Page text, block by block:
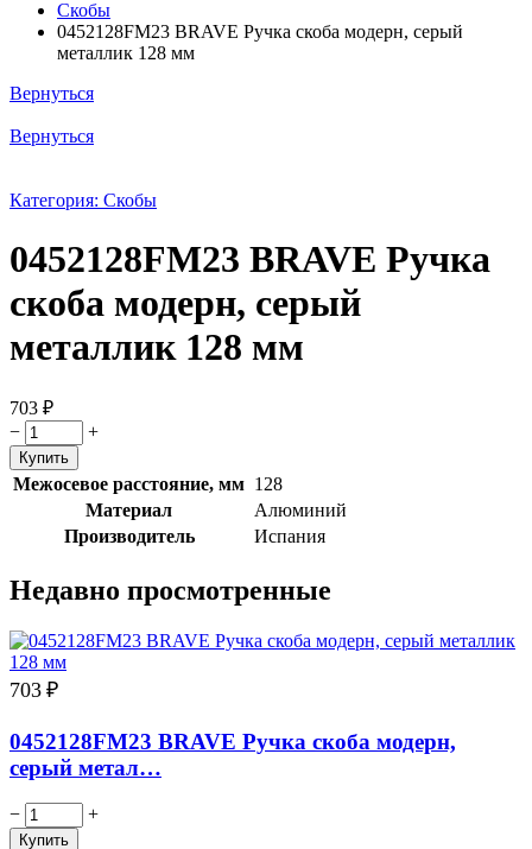
Скобы
0452128FM23 BRAVE Ручка скоба модерн, серый
металлик 128 мм
Вернуться
Вернуться
Категория: Скобы
0452128FM23 BRAVE Ручка
скоба модерн, серый
металлик 128 мм
703 ₽
−
+
Межосевое расстояние, мм 128
Материал
Алюминий
Производитель
Испания
Недавно просмотренные
703 ₽
0452128FM23 BRAVE Ручка скоба модерн,
серый метал…
− +